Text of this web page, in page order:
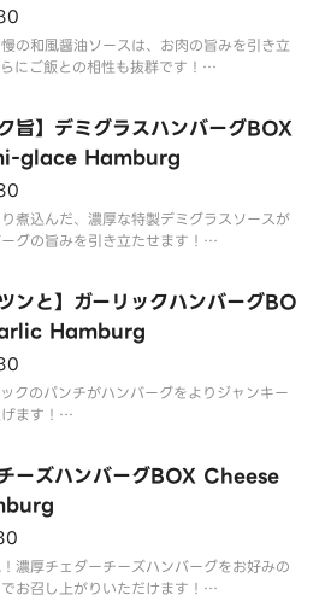
の和風醤油ソースは、お肉の旨みを引き立
にご飯との相性も抜群です！
大盛無料でご用意しております。
容】
ンバーグ
ク旨】デミグラスハンバーグBOX
glace Hamburg
煮込んだ、濃厚な特製デミグラスソースが
グの旨みを引き立たせます！
大盛無料でご用意しております。
容】
ンバーグ
ツンと】ガーリックハンバーグBO
Hamburg
クのパンチがハンバーグをよりジャンキー
ます！
大盛無料でご用意しております。
容】
ンバーグ
ーズハンバーグBOX Cheese
濃厚チェダーチーズハンバーグをお好みの
お召し上がりいただけます！